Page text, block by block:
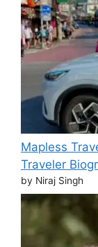
Mapless
Traveler
by Niraj Singh